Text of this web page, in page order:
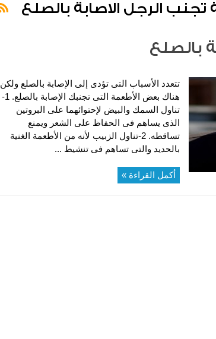
تجنب الرجل الاصابة بالصلع
بالصلع
تتعدد الأسباب التى تؤدى إلى الإصابة بالصلع ولكن
هناك بعض الأطعمة التى تجنبك الإصابة بالصلع. 1-
تناول السمك والبيض لإحتوائهما على البروتين
الذى يساهم فى الحفاظ على الشعر ويمنع
تساقطه. 2-تناول الزبيب لأنه من الأطعمة الغنية
بالحديد والتى تساهم فى تنشيط ...
أكمل القراءة »